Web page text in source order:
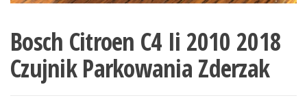
Bosch Citroen C4 Ii 2010 2018
Czujnik Parkowania Zderzak